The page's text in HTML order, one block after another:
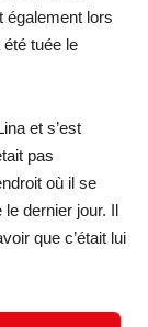
également lors
été tuée le
et s’est
pas
où il se
dernier jour. Il
que c’était lui